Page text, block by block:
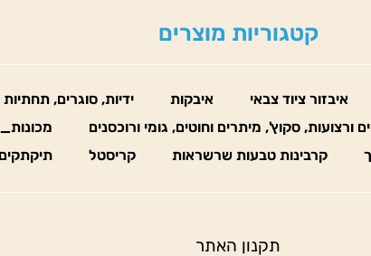
קטגוריות מוצרים
איבזור ציוד צבאי איבקות
ידיות, סוגרים, תחתיות
ורצועות, סקוץ', מיתרים וחוטים, גומי ורוכסנים
קרבינות טבעות שרשראות קריסטל
תקנון האתר